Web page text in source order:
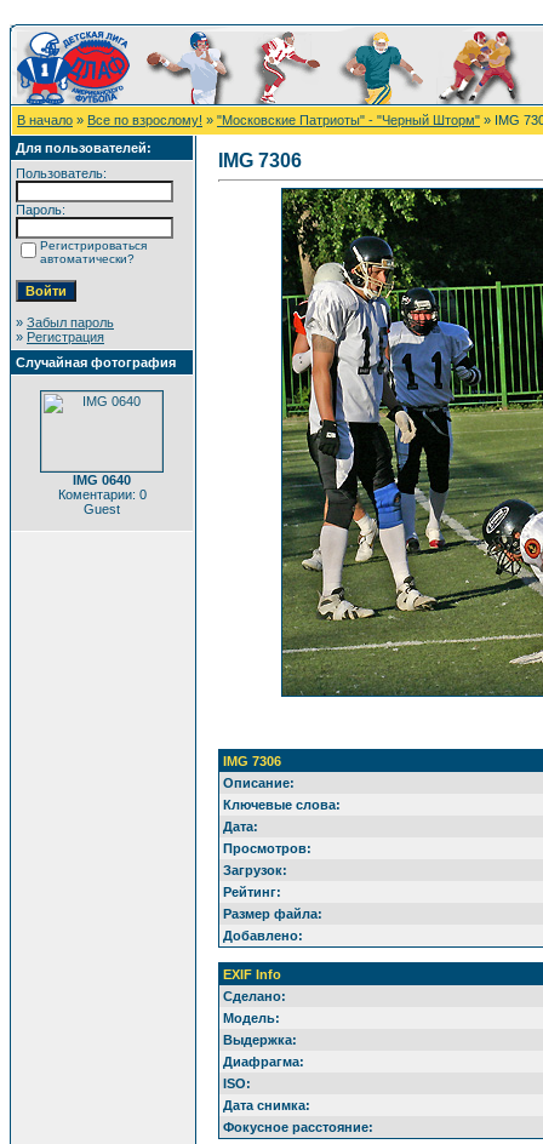
В начало » Все по взрослому! » "Московские Патриоты" - "Черный Шторм" » IMG
Для пользователей:
Пользователь:
Пароль:
Регистрироваться
автоматически?
» Забыл пароль
» Регистрация
Случайная фотография
IMG 0640
Коментарии: 0
Guest
IMG 7306
IMG 7306
Описание:
Ключевые слова:
Дата:
Просмотров:
Загрузок:
Рейтинг:
Размер файла:
Добавлено:
EXIF Info
Сделано:
Модель:
Выдержка:
Диафрагма:
ISO:
Дата снимка:
Фокусное расстояние: